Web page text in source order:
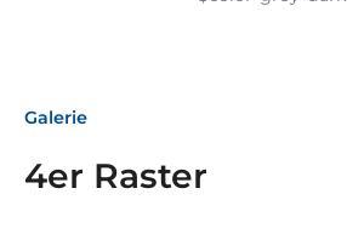
Galerie
4er Raster